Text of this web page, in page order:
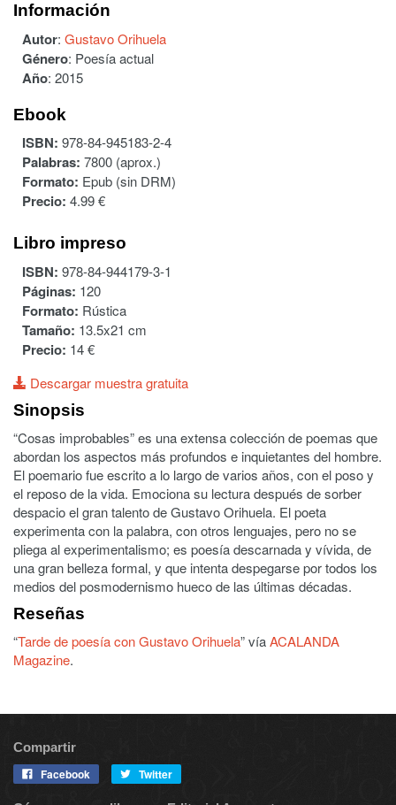
Información
Autor: Gustavo Orihuela
Género: Poesía actual
Año: 2015
Ebook
ISBN: 978-84-945183-2-4
Palabras: 7800 (aprox.)
Formato: Epub (sin DRM)
Precio: 4.99 €
Libro impreso
ISBN: 978-84-944179-3-1
Páginas: 120
Formato: Rústica
Tamaño: 13.5x21 cm
Precio: 14 €
Descargar muestra gratuita
Sinopsis
“Cosas improbables” es una extensa colección de poemas que
abordan los aspectos más profundos e inquietantes del hombre.
El poemario fue escrito a lo largo de varios años, con el poso y
el reposo de la vida. Emociona su lectura después de sorber
despacio el gran talento de Gustavo Orihuela. El poeta
experimenta con la palabra, con otros lenguajes, pero no se
pliega al experimentalismo; es poesía descarnada y vívida, de
una gran belleza formal, y que intenta despegarse por todos los
medios del posmodernismo hueco de las últimas décadas.
Reseñas
“Tarde de poesía con Gustavo Orihuela” víaACALANDA
Magazine.
Compartir
Facebook Twitter